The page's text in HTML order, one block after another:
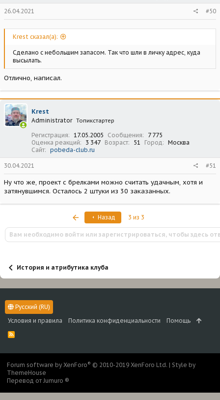
26.04.2021 #50
Krest сказал(а):
Сделано с небольшим запасом. Так что шли в личку адрес, куда
высылать.
Отлично, написал.
Krest
Administrator Топикстартер
Регистрация 17.05.2005 Сообщения
7 775
Оценка реакций
3 347 Возраст 51 Город
Москва
Сайт
pobeda-club.ru
30.04.2021 #51
Ну что же, проект с брелками можно считать удачным, хотя и
затянувшимся. Осталось 2 штуки из 30 заказанных.
ПервыйНазад 3 из 3
Вам необходимо войти или зарегистрироваться, чтобы здесь
История и атрибутика клуба
Русский (RU)
Условия и правила
Политика конфиденциальности Помощь
R
S
Forum software by XenForo® © 2010-2019 XenForo Ltd. | Style by
ThemeHouse
Перевод от Jumuro ®